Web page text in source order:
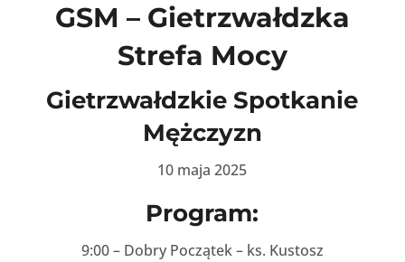
GSM – Gietrzwałdzka
Strefa Mocy
Gietrzwałdzkie Spotkanie
Mężczyzn
10 maja 2025
Program:
9:00 – Dobry Początek – ks. Kustosz